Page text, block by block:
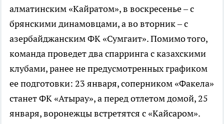
алматинским «Кайратом», в воскресенье – с
брянскими динамовцами, а во вторник – с
азербайджанским ФК «Сумгаит». Помимо того,
команда проведет два спарринга с казахскими
клубами, ранее не предусмотренных графиком
ее подготовки: 23 января, соперником «Факела»
станет ФК «Атырау», а перед отлетом домой, 25
января, воронежцы встретятся с «Кайсаром».